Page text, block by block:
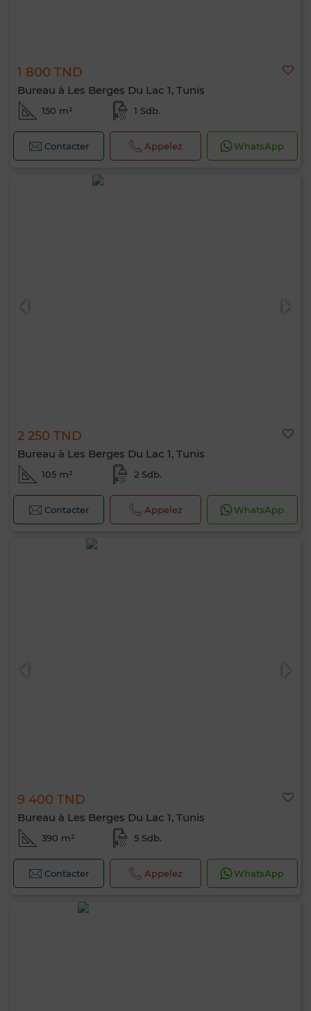
1 800 TND
Bureau à Les Berges Du Lac 1, Tunis
150 m² 1 Sdb.
Contacter Appelez WhatsApp
2 250 TND
Bureau à Les Berges Du Lac 1, Tunis
105 m² 2 Sdb.
Contacter Appelez WhatsApp
9 400 TND
Bureau à Les Berges Du Lac 1, Tunis
390 m² 5 Sdb.
Contacter Appelez WhatsApp